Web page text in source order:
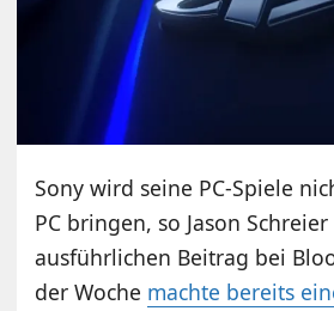
Sony wird seine PC-Spiele
PC bringen, so Jason
ausführlichen Beitrag bei
der Woche machte bereits